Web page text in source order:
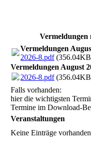
Vermeldungen
Vermeldungen
2026-8.pdf
Vermeldungen August
2026-8.pdf
Falls vorhanden:
hier die wichtigsten
Termine im Download-
Veranstaltungen
Keine Einträge